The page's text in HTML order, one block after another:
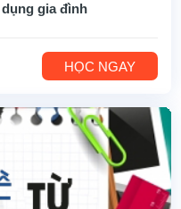
gia đình
HỌC NGAY